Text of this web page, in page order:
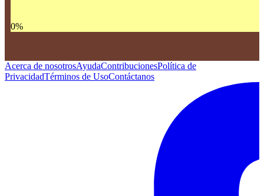
0%
Acerca de nosotrosAyudaContribucionesPolítica de
PrivacidadTérminos de UsoContáctanos